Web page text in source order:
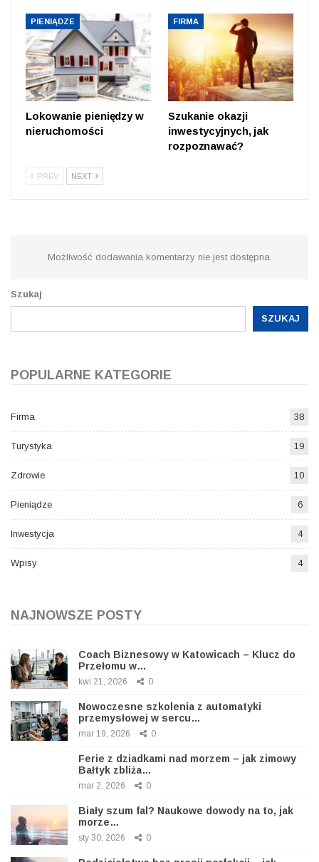
PIENIĄDZE
Lokowanie pieniędzy w
nieruchomości
FIRMA
Szukanie okazji
inwestycyjnych, jak
rozpoznawać?
PREV NEXT
Możliwość dodawania komentarzy nie jest dostępna.
Szukaj
SZUKAJ
POPULARNE KATEGORIE
Firma 38
Turystyka 19
Zdrowie 10
Pieniądze 6
Inwestycja 4
Wpisy 4
NAJNOWSZE POSTY
Coach Biznesowy w Katowicach – Klucz do
Przełomu w…
kwi 21, 2026 0
Nowoczesne szkolenia z automatyki
przemysłowej w sercu…
mar 19, 2026 0
Ferie z dziadkami nad morzem – jak zimowy
Bałtyk zbliża…
mar 2, 2026 0
Biały szum fal? Naukowe dowody na to, jak
morze…
sty 30, 2026 0